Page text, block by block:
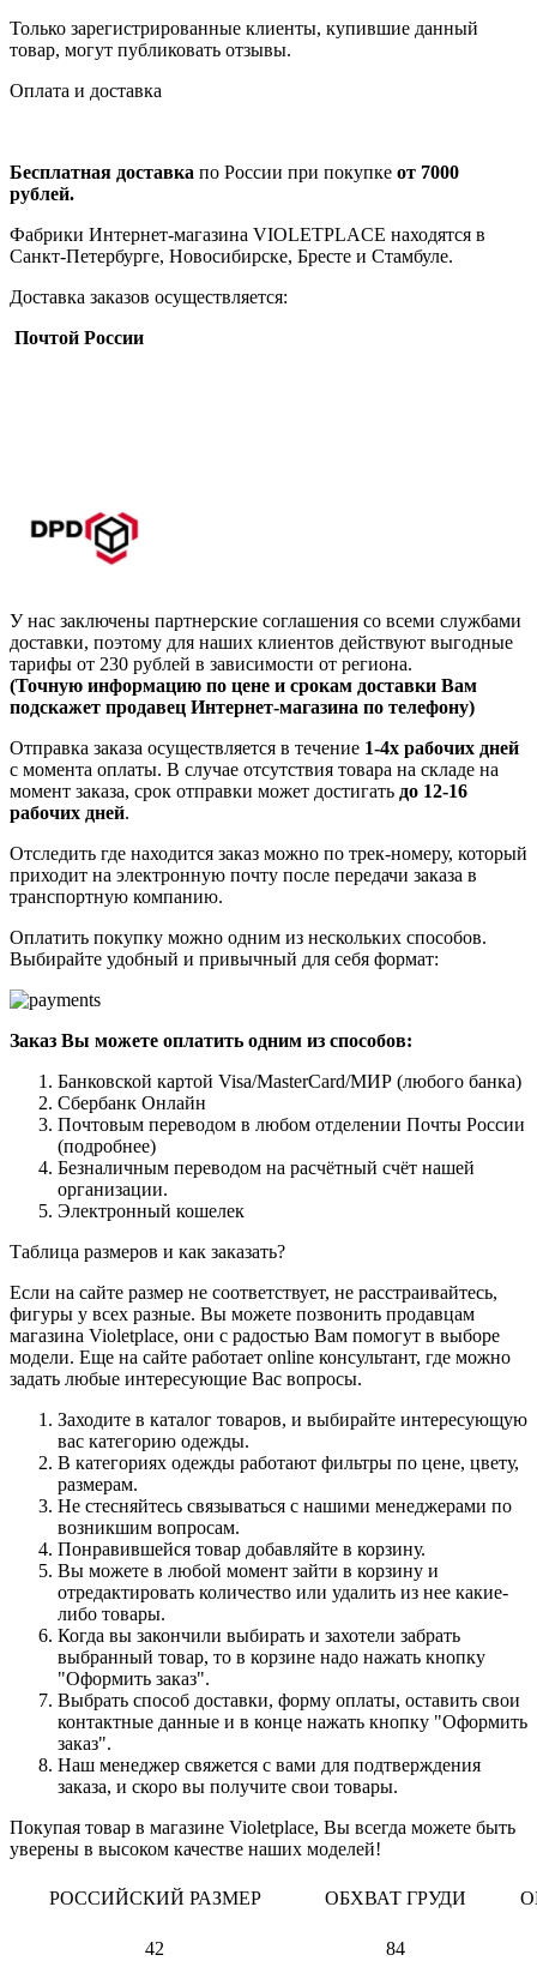
Только зарегистрированные клиенты, купившие данный
товар, могут публиковать отзывы.
Оплата и доставка
Бесплатная доставка по России при покупке от 7000
рублей.
Фабрики Интернет-магазина VIOLETPLACE находятся в
Санкт-Петербурге, Новосибирске, Бресте и Стамбуле.
Доставка заказов осуществляется:
Почтой России
У нас заключены партнерские соглашения со всеми службами
доставки, поэтому для наших клиентов действуют выгодные
тарифы от 230 рублей в зависимости от региона.
(Точную информацию по цене и срокам доставки Вам
подскажет продавец Интернет-магазина по телефону)
Отправка заказа осуществляется в течение 1-4х рабочих дней
с момента оплаты. В случае отсутствия товара на складе на
момент заказа, срок отправки может достигать до 12-16
рабочих дней.
Отследить где находится заказ можно по трек-номеру, который
приходит на электронную почту после передачи заказа в
транспортную компанию.
Оплатить покупку можно одним из нескольких способов.
Выбирайте удобный и привычный для себя формат:
Заказ Вы можете оплатить одним из способов:
Банковской картой Visa/MasterCard/МИР (любого банка)
Сбербанк Онлайн
Почтовым переводом в любом отделении Почты России
(подробнее)
Безналичным переводом на расчётный счёт нашей
организации.
Электронный кошелек
Таблица размеров и как заказать?
Если на сайте размер не соответствует, не расстраивайтесь,
фигуры у всех разные. Вы можете позвонить продавцам
магазина Violetplace, они с радостью Вам помогут в выборе
модели. Еще на сайте работает online консультант, где можно
задать любые интересующие Вас вопросы.
Заходите в каталог товаров, и выбирайте интересующую
вас категорию одежды.
В категориях одежды работают фильтры по цене, цвету,
размерам.
Не стесняйтесь связываться с нашими менеджерами по
возникшим вопросам.
Понравившейся товар добавляйте в корзину.
Вы можете в любой момент зайти в корзину и
отредактировать количество или удалить из нее какие-
либо товары.
Когда вы закончили выбирать и захотели забрать
выбранный товар, то в корзине надо нажать кнопку
"Оформить заказ".
Выбрать способ доставки, форму оплаты, оставить свои
контактные данные и в конце нажать кнопку "Оформить
заказ".
Наш менеджер свяжется с вами для подтверждения
заказа, и скоро вы получите свои товары.
Покупая товар в магазине Violetplace, Вы всегда можете быть
уверены в высоком качестве наших моделей!
РОССИЙСКИЙ РАЗМЕР ОБХВАТ ГРУДИ
42
84